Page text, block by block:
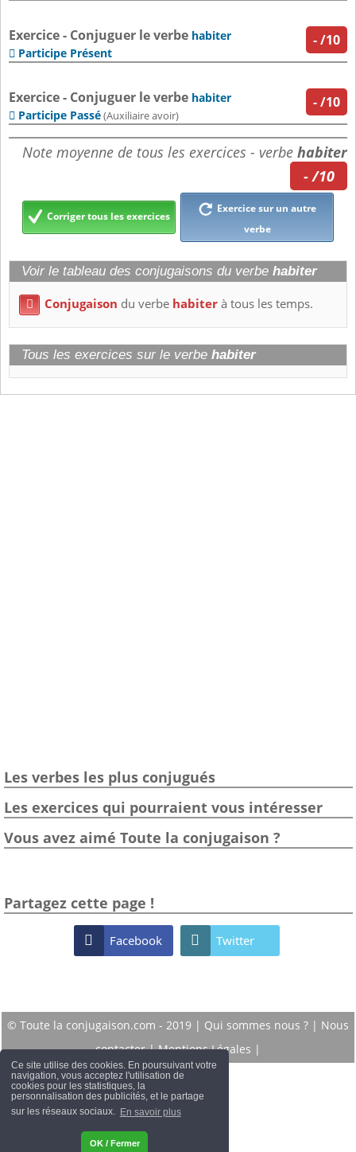
Ce site utilise des cookies. En poursuivant votre
navigation, vous acceptez l'utilisation de
cookies pour les statistiques, la
personnalisation des publicités, et le partage
sur les réseaux sociaux. En savoir plus
OK / Fermer
-/10
Exercice - Conjuguer le verbe habiter
 Participe Présent
-/10
Exercice - Conjuguer le verbe habiter
 Participe Passé(Auxiliaire avoir)
Note moyenne de tous les exercices - verbe habiter
- /10
Corriger tous les exercices
Exercice sur un autre
verbe
Voir le tableau des conjugaisons du verbe habiter
 Conjugaison du verbe habiterà tous les temps.
Tous les exercices sur le verbe habiter
Les verbes les plus conjugués
Les exercices qui pourraient vous intéresser
Vous avez aimé Toute la conjugaison ?
Partagez cette page !
 Facebook  Twitter
© Toute la conjugaison.com - 2019 | Qui sommes nous ? | Nous
contacter|Mentions Légales |